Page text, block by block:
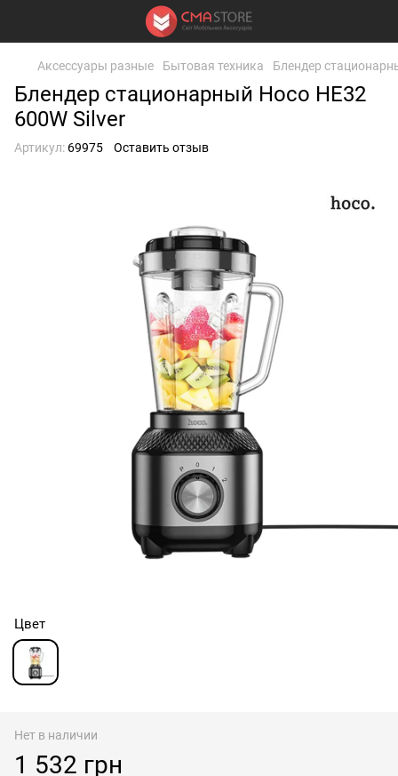
Аксессуары разные Бытовая техника Блендер
Блендер стационарный Hoco HE32
600W Silver
Артикул: 69975 Оставить отзыв
Цвет
Нет в наличии
1 532 грн